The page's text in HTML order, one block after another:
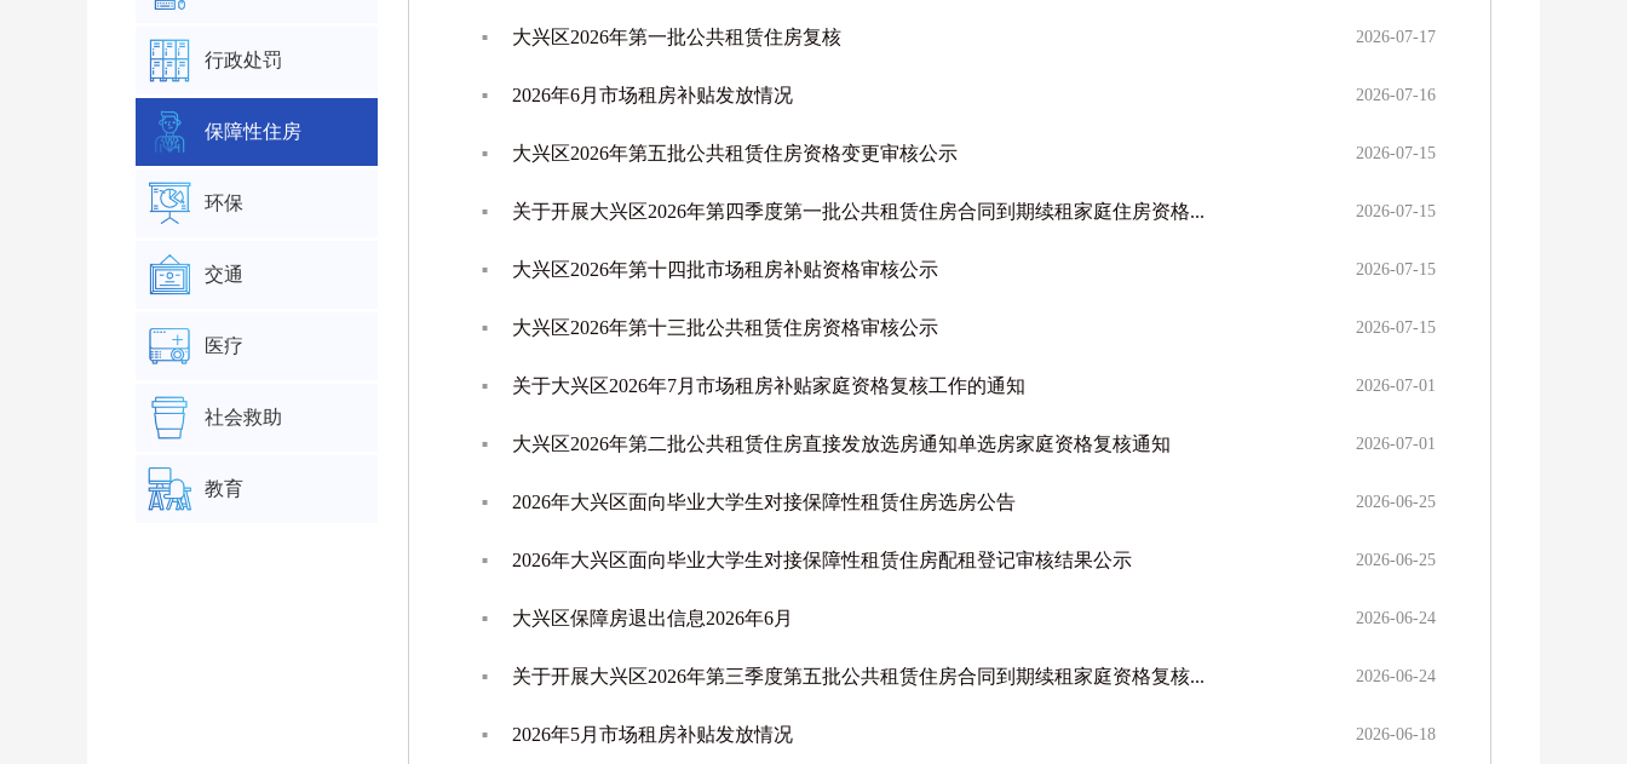
行政处罚
保障性住房
环保
交通
医疗
社会救助
教育
大兴区2026年第一批公共租赁住房复核 2026-07-17
2026年6月市场租房补贴发放情况 2026-07-16
大兴区2026年第五批公共租赁住房资格变更审核公示 2026-07-15
关于开展大兴区2026年第四季度第一批公共租赁住房合同到期续租家庭住房资格... 2026-07-15
大兴区2026年第十四批市场租房补贴资格审核公示 2026-07-15
大兴区2026年第十三批公共租赁住房资格审核公示 2026-07-15
关于大兴区2026年7月市场租房补贴家庭资格复核工作的通知 2026-07-01
大兴区2026年第二批公共租赁住房直接发放选房通知单选房家庭资格复核通知 2026-07-01
2026年大兴区面向毕业大学生对接保障性租赁住房选房公告 2026-06-25
2026年大兴区面向毕业大学生对接保障性租赁住房配租登记审核结果公示 2026-06-25
大兴区保障房退出信息2026年6月 2026-06-24
关于开展大兴区2026年第三季度第五批公共租赁住房合同到期续租家庭资格复核... 2026-06-24
2026年5月市场租房补贴发放情况 2026-06-18